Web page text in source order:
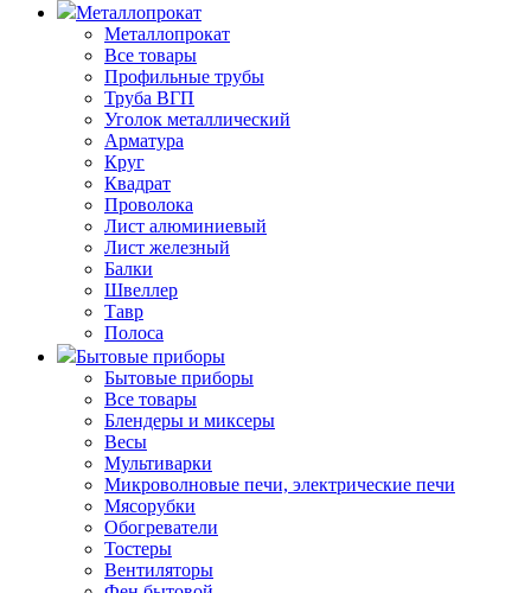
Металлопрокат
Металлопрокат
Все товары
Профильные трубы
Труба ВГП
Уголок металлический
Арматура
Круг
Квадрат
Проволока
Лист алюминиевый
Лист железный
Балки
Швеллер
Тавр
Полоса
Бытовые приборы
Бытовые приборы
Все товары
Блендеры и миксеры
Весы
Мультиварки
Микроволновые печи, электрические печи
Мясорубки
Обогреватели
Тостеры
Вентиляторы